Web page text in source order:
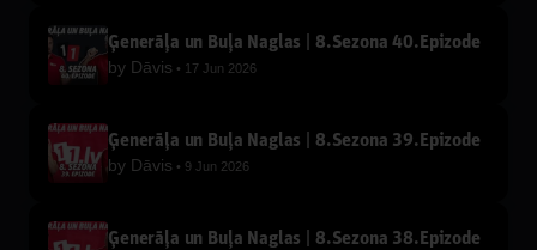
Ģenerāļa un Buļa Naglas | 8.Sezona 40.Epizode
by Dāvis 17 Jun 2026
Ģenerāļa un Buļa Naglas | 8.Sezona 39.Epizode
by Dāvis 9 Jun 2026
Ģenerāļa un Buļa Naglas | 8.Sezona 38.Epizode